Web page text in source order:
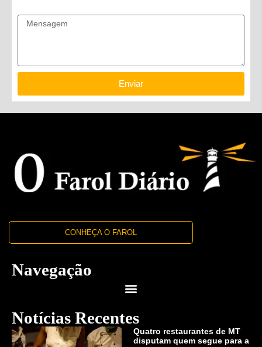
Enviar
CONHEÇA O FAROL
Navegação
Notícias Recentes
Quatro restaurantes de MT
disputam quem segue para a